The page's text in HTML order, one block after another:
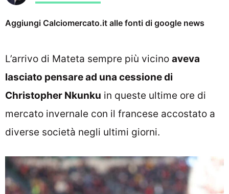
Aggiungi Calciomercato.it alle fonti di google news
L’arrivo di Mateta sempre più vicino aveva
lasciato pensare ad una cessione di
Christopher Nkunku in queste ultime ore di
mercato invernale con il francese accostato a
diverse società negli ultimi giorni.